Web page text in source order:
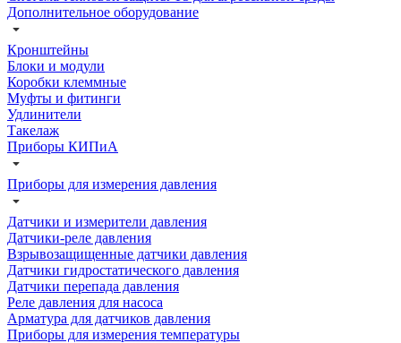
Дополнительное оборудование
Кронштейны
Блоки и модули
Коробки клеммные
Муфты и фитинги
Удлинители
Такелаж
Приборы КИПиА
Приборы для измерения давления
Датчики и измерители давления
Датчики-реле давления
Взрывозащищенные датчики давления
Датчики гидростатического давления
Датчики перепада давления
Реле давления для насоса
Арматура для датчиков давления
Приборы для измерения температуры